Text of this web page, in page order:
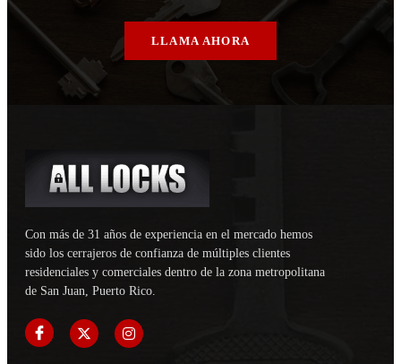
LLAMA AHORA
Con más de 31 años de experiencia en el mercado hemos
sido los cerrajeros de confianza de múltiples clientes
residenciales y comerciales dentro de la zona metropolitana
de San Juan, Puerto Rico.